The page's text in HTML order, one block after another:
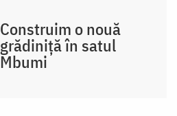
Construim o nouă
grădiniță în satul
Mbumi